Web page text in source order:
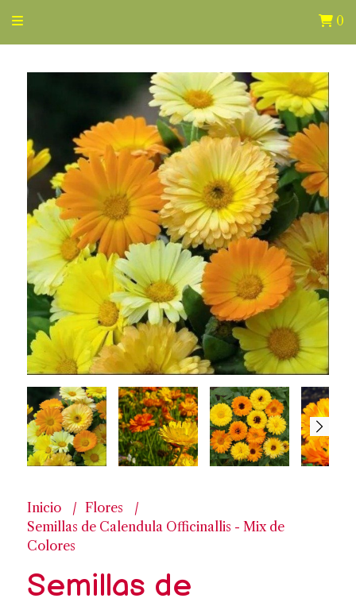
0
Inicio
Flores
Semillas de Calendula Officinallis - Mix de
Colores
Semillas de